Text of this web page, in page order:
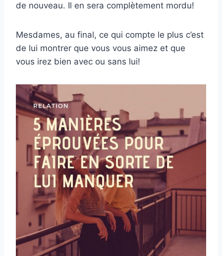
de nouveau. Il en sera complètement mordu!
Mesdames, au final, ce qui compte le plus c’est
de lui montrer que vous vous aimez et que
vous irez bien avec ou sans lui!